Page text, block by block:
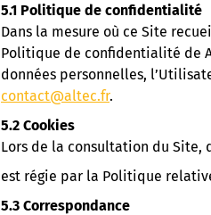
5.1 Politique de confidentialité
Dans la mesure où ce Site
Politique de confidentialité de
données personnelles,
contact@altec.fr.
5.2 Cookies
Lors de la consultation du Site,
est régie par la Politique
5.3 Correspondance